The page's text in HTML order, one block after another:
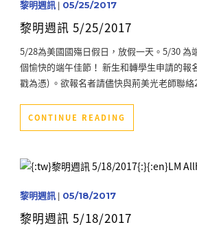
黎明週訊| 05/25/2017
黎明週訊 5/25/2017
5/28為美國國殤日假日，放假一天。5/30 為
個愉快的端午佳節！ 新生和轉學生申請的報
戳為憑) 。欲報名者請儘快與荊美光老師聯絡
CONTINUE READING
黎明週訊| 05/18/2017
黎明週訊 5/18/2017